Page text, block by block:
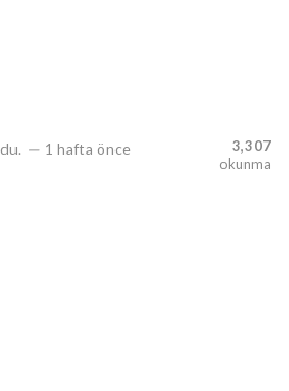
— 1 hafta önce
3,307
okunma